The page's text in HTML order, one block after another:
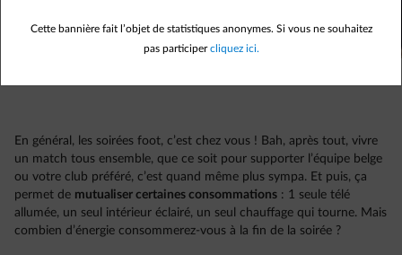
En général, les soirées foot, c’est chez vous ! Bah, après tout, vivre
un match tous ensemble, que ce soit pour supporter l’équipe belge
ou votre club préféré, c’est quand même plus sympa. Et puis, ça
permet de mutualiser certaines consommations : 1 seule télé
allumée, un seul intérieur éclairé, un seul chauffage qui tourne. Mais
combien d’énergie consommerez-vous à la fin de la soirée ?
Cette bannière fait l’objet de statistiques anonymes. Si vous ne souhaitez
pas participercliquez ici.